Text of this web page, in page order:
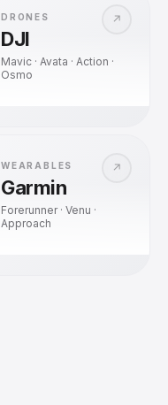
↗
DRONES
DJI
Mavic · Avata · Action ·
Osmo
↗
WEARABLES
Garmin
Forerunner · Venu ·
Approach